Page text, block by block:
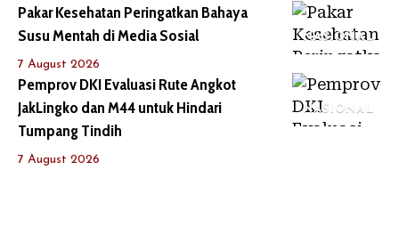
NASIONAL
Pakar Kesehatan Peringatkan Bahaya
Susu Mentah di Media Sosial
7 August 2026
NASIONAL
Pemprov DKI Evaluasi Rute Angkot
JakLingko dan M44 untuk Hindari
Tumpang Tindih
7 August 2026